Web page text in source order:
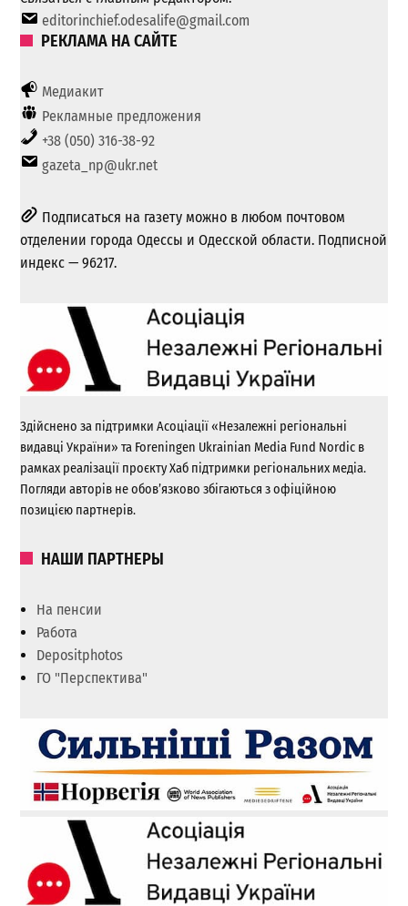
editorinchief.odesalife@gmail.com
РЕКЛАМА НА САЙТЕ
Медиакит
Рекламные предложения
+38 (050) 316-38-92
gazeta_np@ukr.net
Подписаться на газету можно в любом почтовом
отделении города Одессы и Одесской области. Подписной
индекс — 96217.
Здійснено за підтримки Асоціації «Незалежні регіональні
видавці України» та Foreningen Ukrainian Media Fund Nordic в
рамках реалізації проєкту Хаб підтримки регіональних медіа.
Погляди авторів не обов’язково збігаються з офіційною
позицією партнерів.
НАШИ ПАРТНЕРЫ
На пенсии
Работа
Depositphotos
ГО "Перспектива"